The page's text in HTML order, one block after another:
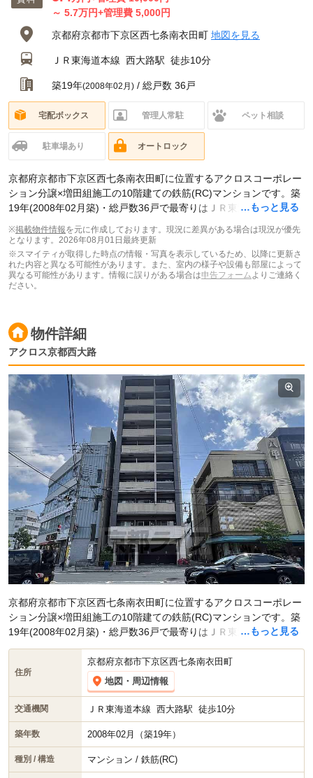
～ 5.7万円+管理費 5,000円
京都府京都市下京区西七条南衣田町 地図を見る
ＪＲ東海道本線 西大路駅 徒歩10分
築19年(2008年02月) / 総戸数 36戸
宅配ボックス 管理人常駐 ペット相談
駐車場あり オートロック
…もっと見る
京都府京都市下京区西七条南衣田町に位置するアクロスコーポレー
ション分譲×増田組施工の10階建ての鉄筋(RC)マンションです。築
19年(2008年02月築)・総戸数36戸で最寄りはＪＲ東海道本線 西大
(1K)、中古マンション売り出し中の部屋が1件(1K) 掲載されていま
す。
※掲載物件情報を元に作成しております。現況に差異がある場合は現況が優先
となります。 2026年08月01日最終更新
※スマイティが取得した時点の情報・写真を表示しているため、以降に更新さ
れた内容と異なる可能性があります。また、室内の様子や設備も部屋によって
異なる可能性があります。情報に誤りがある場合は申告フォーム よりご連絡く
ださい。
物件詳細
アクロス京都西大路
…もっと見る
京都府京都市下京区西七条南衣田町に位置するアクロスコーポレー
ション分譲×増田組施工の10階建ての鉄筋(RC)マンションです。築
19年(2008年02月築)・総戸数36戸で最寄りはＪＲ東海道本線 西大
路駅 徒歩10分です。現在スマイティに賃貸募集中の部屋が2件
中古マンション売り出し中の部屋が1件(1K)掲載されていま
す。
住所
京都府京都市下京区西七条南衣田町
地図・周辺情報
交通機関 ＪＲ東海道本線 西大路駅 徒歩10分
築年数 2008年02月（築19年）
種別 / 構造 マンション / 鉄筋(RC)